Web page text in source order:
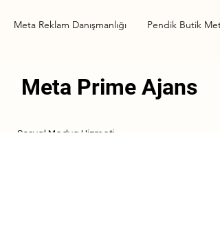
Meta Reklam Danışmanlığı Pendik Butik
Meta Prime Ajans
Sosyal Medya Hizmeti